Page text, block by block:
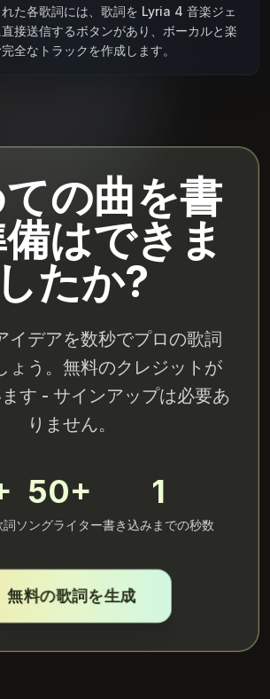
た各歌詞には、歌詞を Lyria 4 音楽ジェ
接送信するボタンがあり、ボーカルと楽
全なトラックを作成します。
の曲を書
備はできま
したか?
イデアを数秒でプロの歌詞
ょう。無料のクレジットが
す - サインアップは必要あ
りません。
詞
50+
ソングライター
1
書き込みまでの秒数
無料の歌詞を生成